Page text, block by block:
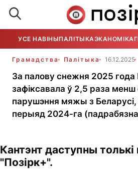
УСЕ НАВІНЫПАЛІТЫКАЭКАНОМІКА
Грамадства Палітыка 16.12.2025
За палову снежня 2025
зафіксавала ў 2,5 раза менш
парушэння мяжы з
перыяд 2024-га
Кантэнт даступны
"Позірк+".